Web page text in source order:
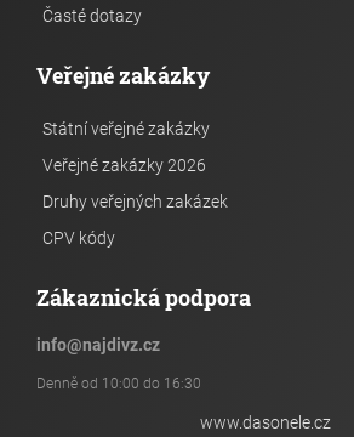
Časté dotazy
Veřejné zakázky
Státní veřejné zakázky
Veřejné zakázky 2026
Druhy veřejných zakázek
CPV kódy
Zákaznická podpora
info@najdivz.cz
Denně od 10:00 do 16:30
www.dasonele.cz